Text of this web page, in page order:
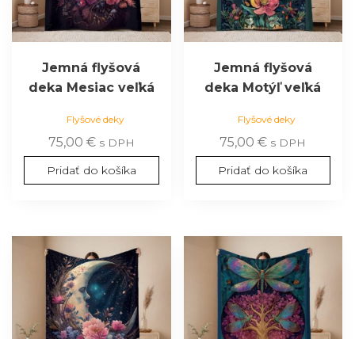
Jemná flyšová
deka Mesiac veľká
Flyšové deky
75,00 € s DPH
Pridať do košíka
Jemná flyšová
deka Motýľ veľká
Flyšové deky
75,00€ s DPH
Pridať do košíka